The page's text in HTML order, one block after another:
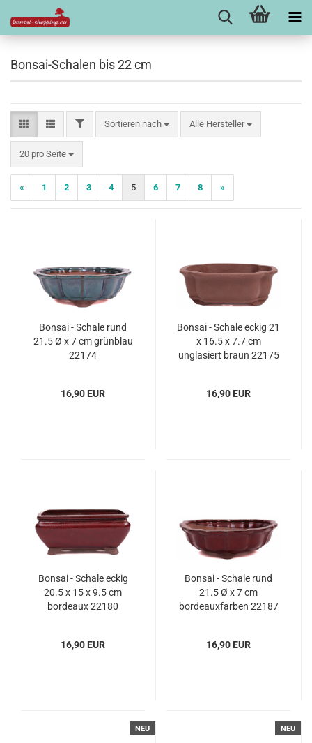
Bonsai-Schalen bis 22 cm
FILTERSortieren nach
Sortieren nach Alle Hersteller
20 pro Seite
pro Seite
« 1 2 3 4 5 6 7 8 »
Bonsai - Schale rund
21.5 Ø x 7 cm grünblau
22174
16,90 EUR
Bonsai - Schale eckig 21
x 16.5 x 7.7 cm
unglasiert braun 22175
16,90 EUR
Bonsai - Schale eckig
20.5 x 15 x 9.5 cm
bordeaux 22180
16,90 EUR
Bonsai - Schale rund
21.5 Ø x 7 cm
bordeauxfarben 22187
16,90 EUR
NEU NEU